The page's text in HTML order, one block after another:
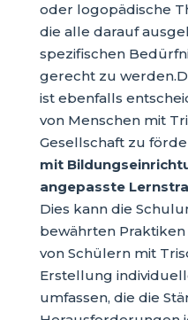
oder logopädische
die alle darauf
spezifischen
gerecht zu
ist ebenfalls
von Menschen mit
Gesellschaft zu
mit
angepasste
Dies kann die
bewährten
von Schülern mit
Erstellung
umfassen, die die